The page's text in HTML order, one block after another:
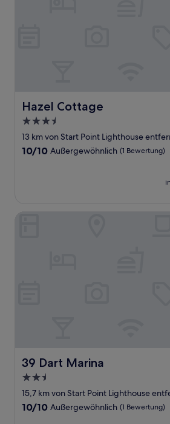
Hazel Cottage
Hazel Cottage
3.5-
Sterne-
Unterkunft
13 km von Start Point Lighthouse
10.0
10/10 Außergewöhnlich (1 Bewertung)
39 Dart Marina
39 Dart Marina
2.5-
Sterne-
Unterkunft
15,7 km von Start Point Lighthouse
10.0
10/10 Außergewöhnlich (1 Bewertung)